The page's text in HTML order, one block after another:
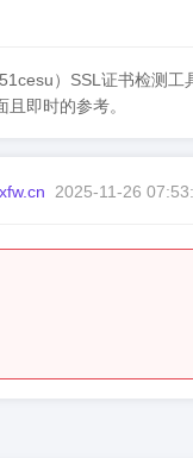
）SSL证书检测
即时的参考。
2025-11-26